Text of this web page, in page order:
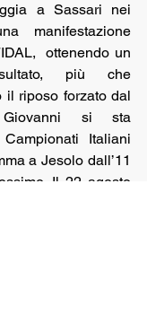
a Sassari nei
manifestazione
ottenendo un
più che
il riposo forzato dal
si sta
Italiani
a Jesolo dall’11
Il 22 agosto